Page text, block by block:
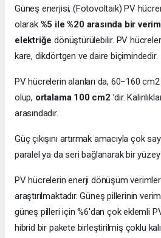
Güneş enerjisi, (Fotovoltaik) PV
olarak %5 ile %20 arasında bir
elektriğedönüştürülebilir. PV
kare, dikdörtgen ve daire biçimindedir.
PV hücrelerin alanları da, 60−160
olup, ortalama 100 cm2 ’dir.
arasındadır.
Güç çıkışını artırmak amacıyla çok
paralel ya da seri bağlanarak bir
PV hücrelerin enerji dönüşüm
araştırılmaktadır. Güneş pillerinin
güneş pilleri için %6'dan çok eklemli
hibrid bir pakete birleştirilmiş çoklu